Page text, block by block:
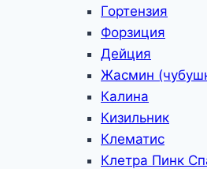
Гортензия
Форзиция
Дейция
Жасмин
Калина
Кизильник
Клематис
Клетра Пинк